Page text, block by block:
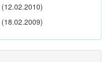
(12.02.2010)
(18.02.2009)